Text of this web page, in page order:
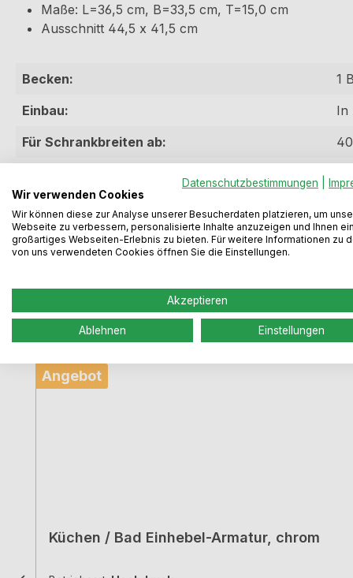
Maße: L=36,5 cm, B=33,5 cm, T=15,0 cm
Ausschnitt 44,5 x 41,5 cm
Becken:
1
Einbau:
In
Für Schrankbreiten ab:
Armatur
Produktgalerie überspringen
Rabatt
%
Angebot
Küchen / Bad Einhebel-Armatur, chrom
Datenschutzbestimmungen
Wir verwenden Cookies
Wir können diese zur Analyse unserer Besucherdaten platzieren, um
Webseite zu verbessern, personalisierte Inhalte anzuzeigen und Ihnen ein
großartiges Webseiten-Erlebnis zu bieten. Für weitere Informationen zu
von uns verwendeten Cookies öffnen Sie die Einstellungen.
Akzeptieren
Ablehnen Einstellungen